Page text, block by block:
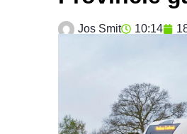
Jos Smit 10:14